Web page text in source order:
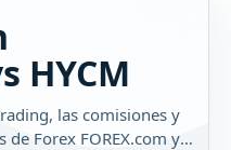
HYCM
las comisiones y
Forex FOREX.com y